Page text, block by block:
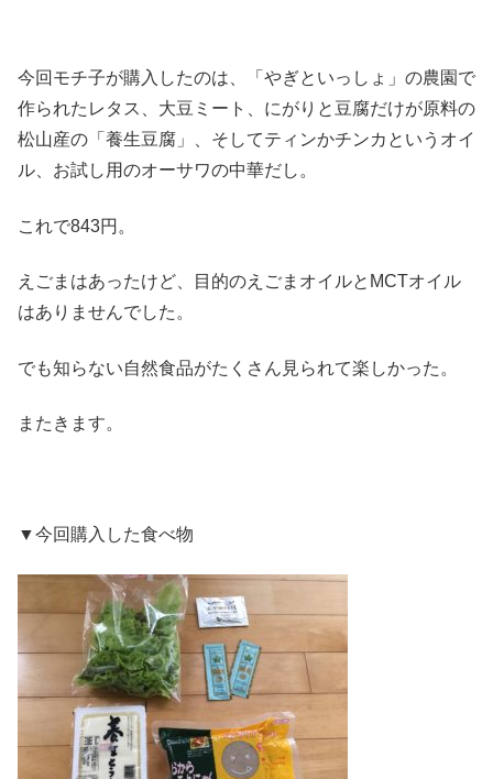
今回モチ子が購入したのは、「やぎといっしょ」の農園で
作られたレタス、大豆ミート、にがりと豆腐だけが原料の
松山産の「養生豆腐」、そしてティンかチンカというオイ
ル、お試し用のオーサワの中華だし。
これで843円。
えごまはあったけど、目的のえごまオイルとMCTオイル
はありませんでした。
でも知らない自然食品がたくさん見られて楽しかった。
またきます。
▼今回購入した食べ物